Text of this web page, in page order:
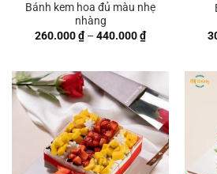
Bánh kem hoa đủ màu nhẹ
nhàng
260.000₫ – 440.000₫Khoảng
giá:
440.000 ₫